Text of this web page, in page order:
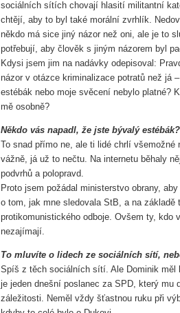
sociálních sítích chovají hlasití militantní
chtějí, aby to byl také morální zvrhlík.
někdo má sice jiný názor než oni, ale je to
potřebují, aby člověk s jiným názorem byl
Kdysi jsem jim na nadávky odepisoval:
názor v otázce kriminalizace potratů než já
estébák nebo moje svěcení nebylo platné?
mě osobně?
Někdo vás napadl, že jste bývalý estébák?
To snad přímo ne, ale ti lidé chrlí všemožné
vážně, já už to nečtu. Na internetu běhaly
podvrhů a polopravd.
Proto jsem požádal ministerstvo obrany,
o tom, jak mne sledovala StB, a na
protikomunistického odboje. Ovšem ty, kdo
nezajímají.
To mluvíte o lidech ze sociálních sítí,
Spíš z těch sociálních sítí. Ale Dominik měl
je jeden dnešní poslanec za SPD, který mu
záležitosti. Neměl vždy šťastnou ruku při